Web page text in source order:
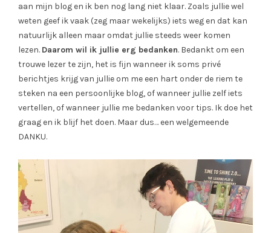
aan mijn blog en ik ben nog lang niet klaar. Zoals jullie wel
weten geef ik vaak (zeg maar wekelijks) iets weg en dat kan
natuurlijk alleen maar omdat jullie steeds weer komen
lezen. Daarom wil ik jullie erg bedanken. Bedankt om een
trouwe lezer te zijn, het is fijn wanneer ik soms privé
berichtjes krijg van jullie om me een hart onder de riem te
steken na een persoonlijke blog, of wanneer jullie zelf iets
vertellen, of wanneer jullie me bedanken voor tips. Ik doe het
graag en ik blijf het doen. Maar dus… een welgemeende
DANKU.